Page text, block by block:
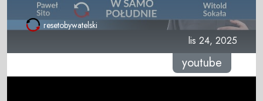
resetobywatelski
lis 24, 2025
youtube